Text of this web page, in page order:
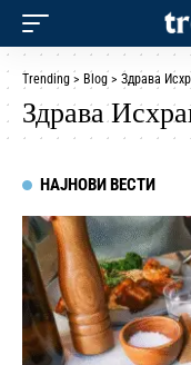
Trending > Blog > Здрава
Здрава
НАЈНОВИ ВЕСТИ